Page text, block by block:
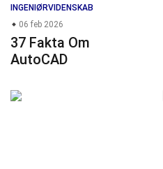
INGENIØRVIDENSKAB
06 feb 2026
37 Fakta Om
AutoCAD